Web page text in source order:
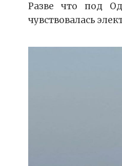
Разве что под
чувствовалась